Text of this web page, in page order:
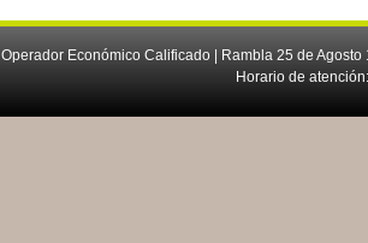
Operador Económico Calificado | Rambla 25 de
Horario de